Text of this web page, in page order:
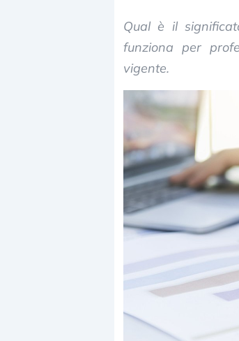
Qual è il
funziona per
vigente.
Dalle